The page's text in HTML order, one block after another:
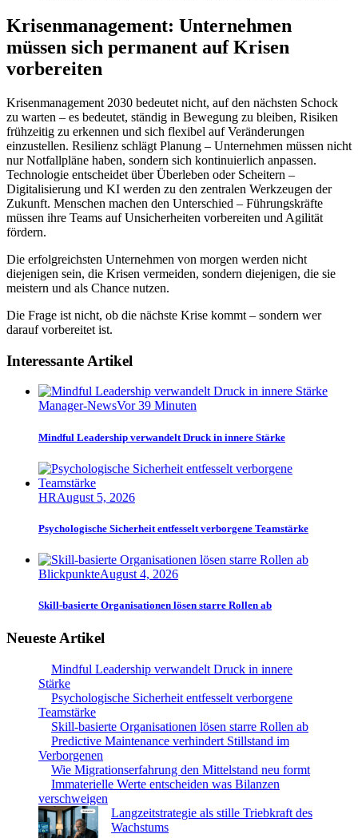
Krisenmanagement: Unternehmen
müssen sich permanent auf Krisen
vorbereiten
Krisenmanagement 2030 bedeutet nicht, auf den nächsten Schock
zu warten – es bedeutet, ständig in Bewegung zu bleiben, Risiken
frühzeitig zu erkennen und sich flexibel auf Veränderungen
einzustellen. Resilienz schlägt Planung – Unternehmen müssen nicht
nur Notfallpläne haben, sondern sich kontinuierlich anpassen.
Technologie entscheidet über Überleben oder Scheitern –
Digitalisierung und KI werden zu den zentralen Werkzeugen der
Zukunft. Menschen machen den Unterschied – Führungskräfte
müssen ihre Teams auf Unsicherheiten vorbereiten und Agilität
fördern.
Die erfolgreichsten Unternehmen von morgen werden nicht
diejenigen sein, die Krisen vermeiden, sondern diejenigen, die sie
meistern und als Chance nutzen.
Die Frage ist nicht, ob die nächste Krise kommt – sondern wer
darauf vorbereitet ist.
Interessante Artikel
Manager-NewsVor 39 Minuten
Mindful Leadership verwandelt Druck in innere Stärke
HRAugust 5, 2026
Psychologische Sicherheit entfesselt verborgene Teamstärke
BlickpunkteAugust 4, 2026
Skill-basierte Organisationen lösen starre Rollen ab
Neueste Artikel
Mindful Leadership verwandelt Druck in innere
Stärke
Psychologische Sicherheit entfesselt verborgene
Teamstärke
Skill-basierte Organisationen lösen starre Rollen ab
Predictive Maintenance verhindert Stillstand im
Verborgenen
Wie Migrationserfahrung den Mittelstand neu formt
Immaterielle Werte entscheiden was Bilanzen
verschweigen
Langzeitstrategie als stille Triebkraft des
Wachstums